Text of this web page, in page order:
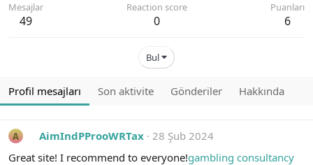
Mesajlar
49
Reaction score
0
Puanları
6
Bul
Profil mesajları Son aktivite Gönderiler Hakkında
A AimIndPProoWRTax
28 Şub 2024
Great site! I recommend to everyone!gambling consultancy